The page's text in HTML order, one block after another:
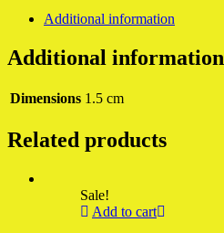
Additional information
Additional information
Dimensions 1.5 cm
Related products
Sale!
Add to cart